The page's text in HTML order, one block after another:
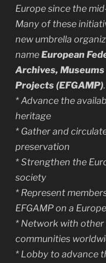
Europe since the
Many of these
new umbrella
nameEuropean
Archives,
Projects (EFGAMP)
* Advance the
heritage
* Gather and
preservation
* Strengthen the
society
* Represent
EFGAMP on a
* Network with
communities
* Lobby to advance